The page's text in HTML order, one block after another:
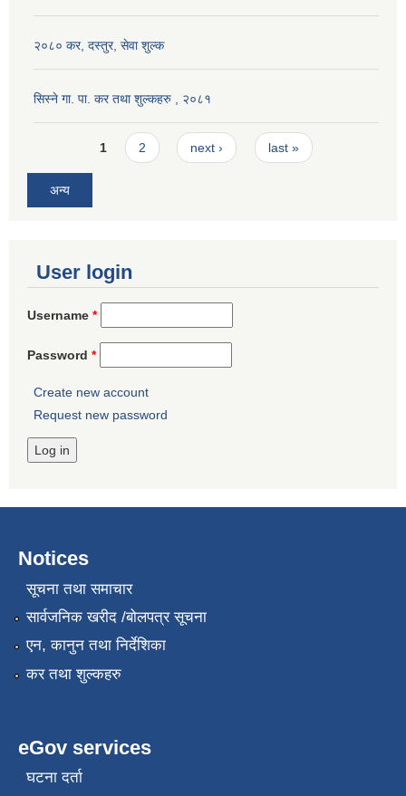
२०८० कर, दस्तुर, सेवा शुल्क
सिस्ने गा. पा. कर तथा शुल्कहरु , २०८१
Pages1 2 next › last »
अन्य
User login
Username *
Password *
Create new account
Request new password
Notices
सूचना तथा समाचार
सार्वजनिक खरीद /बोलपत्र सूचना
एन, कानुन तथा निर्देशिका
कर तथा शुल्कहरु
eGov services
घटना दर्ता